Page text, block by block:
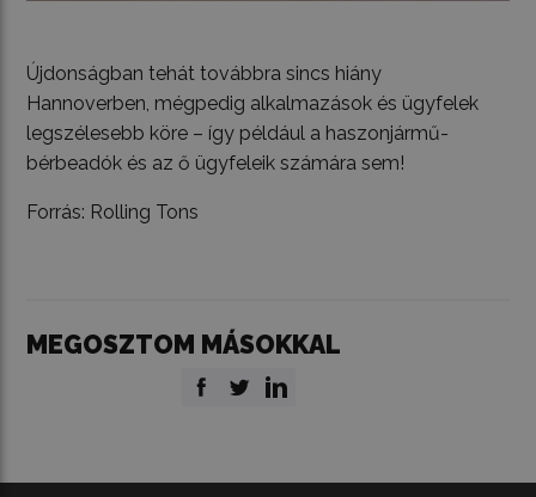
Újdonságban tehát továbbra sincs hiány
Hannoverben, mégpedig alkalmazások és ügyfelek
legszélesebb köre – így például a haszonjármű-
bérbeadók és az ő ügyfeleik számára sem!
Forrás: Rolling Tons
MEGOSZTOM MÁSOKKAL